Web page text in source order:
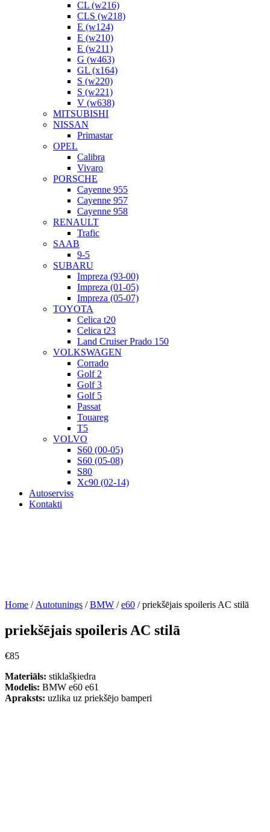
CL (w216)
CLS (w218)
E (w124)
E (w210)
E (w211)
G (w463)
GL (x164)
S (w220)
S (w221)
V (w638)
MITSUBISHI
NISSAN
Primastar
OPEL
Calibra
Vivaro
PORSCHE
Cayenne 955
Cayenne 957
Cayenne 958
RENAULT
Trafic
SAAB
9-5
SUBARU
Impreza (93-00)
Impreza (01-05)
Impreza (05-07)
TOYOTA
Celica t20
Celica t23
Land Cruiser Prado 150
VOLKSWAGEN
Corrado
Golf 2
Golf 3
Golf 5
Passat
Touareg
T5
VOLVO
S60 (00-05)
S60 (05-08)
S80
Xc90 (02-14)
Autoserviss
Kontakti
Home / Autotunings /BMW /e60 / priekšējais spoileris AC stilā
priekšējais spoileris AC stilā
€85
Materiāls: stiklašķiedra
Modelis: BMW e60 e61
Apraksts: uzlika uz priekšējo bamperi